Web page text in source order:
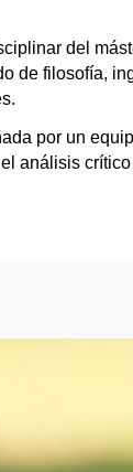
del
de filosofía,
por un
análisis